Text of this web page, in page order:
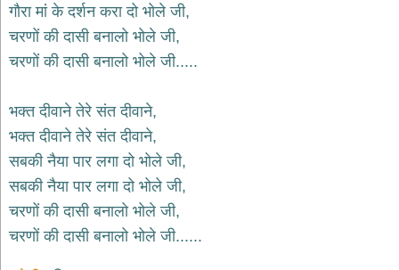
विविध
भजन
miscellaneous
bhajans
भजन
bhajans
बाबा
बालक
नाथ
भजन
baba
गौरा मां के दर्शन करा दो भोले जी,
चरणों की दासी बनालो भोले जी,
चरणों की दासी बनालो भोले जी.....
भक्त दीवाने तेरे संत दीवाने,
भक्त दीवाने तेरे संत दीवाने,
सबकी नैया पार लगा दो भोले जी,
सबकी नैया पार लगा दो भोले जी,
चरणों की दासी बनालो भोले जी,
चरणों की दासी बनालो भोले जी......